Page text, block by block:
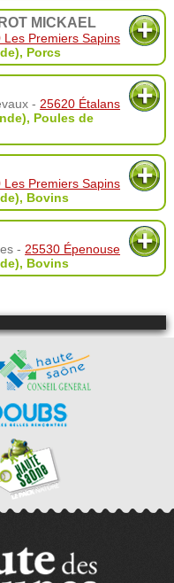
MICKAEL
Les Premiers Sapins
, Porcs
- 25620 Étalans
, Poules de
Les Premiers Sapins
, Bovins
- 25530 Épenouse
, Bovins